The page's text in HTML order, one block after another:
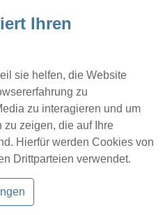
Ihren
sie helfen, die Website
zu
zu interagieren und um
zu zeigen, die auf Ihre
Hierfür werden Cookies von
Drittparteien verwendet.
Location eintragen Profil